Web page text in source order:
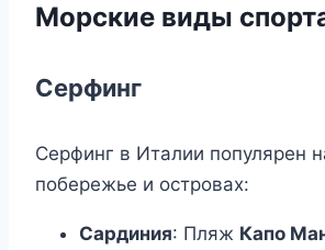
Морские виды
Серфинг
Серфинг в Италии популярен
побережье и островах:
Сардиния: Пляж Капо